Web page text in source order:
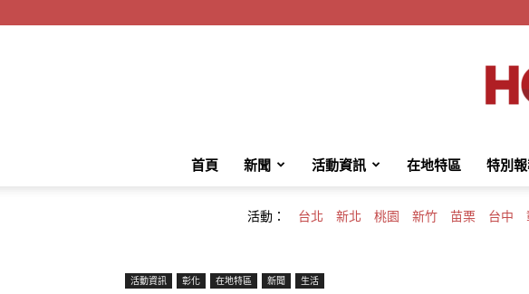
首頁 新聞 活動資訊 在地特區 特別
活動： 台北 新北 桃園 新竹 苗栗 台中
活動資訊 彰化 在地特區 新聞 生活